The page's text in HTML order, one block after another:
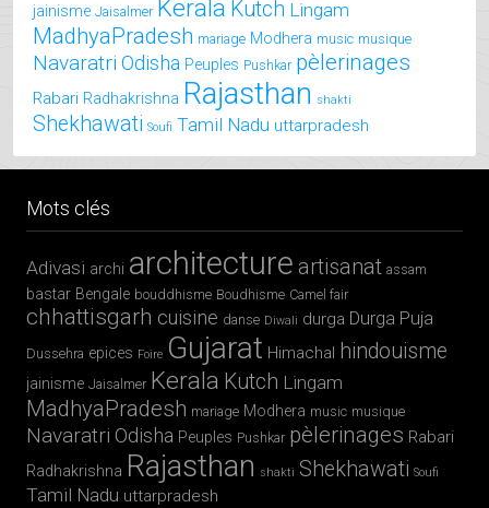
jainisme Jaisalmer Kerala Kutch Lingam
MadhyaPradesh mariage Modhera music musique
Navaratri Odisha Peuples Pushkar pèlerinages
Rabari Radhakrishna Rajasthan shakti
Shekhawati Soufi Tamil Nadu uttarpradesh
Mots clés
Adivasi archi architecture artisanat assam
bastar Bengale bouddhisme Boudhisme Camel fair
chhattisgarh cuisine danse Diwali durga Durga Puja
Dussehra epices Foire Gujarat Himachal hindouisme
jainisme Jaisalmer Kerala Kutch Lingam
MadhyaPradesh mariage Modhera music musique
Navaratri Odisha Peuples Pushkar pèlerinages Rabari
Radhakrishna Rajasthan shakti Shekhawati Soufi
Tamil Nadu uttarpradesh